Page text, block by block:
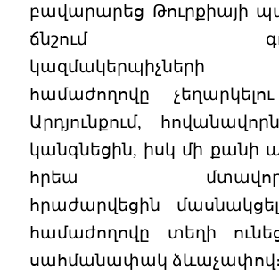
բավարարեց Թուրքիայի
ճնշում
համաժողովը
Արդյունքում,
կանգնեցին, իսկ մի քանի
հրեա
հրաժարվեցին
համաժողովը տեղի
սահմանափակ ձևաչափով։